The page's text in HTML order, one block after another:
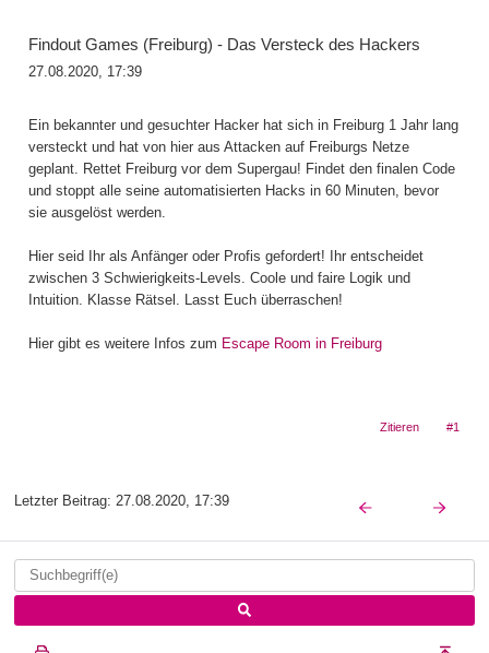
Findout Games (Freiburg) - Das Versteck des Hackers
27.08.2020, 17:39
Ein bekannter und gesuchter Hacker hat sich in Freiburg 1 Jahr lang
versteckt und hat von hier aus Attacken auf Freiburgs Netze
geplant. Rettet Freiburg vor dem Supergau! Findet den finalen Code
und stoppt alle seine automatisierten Hacks in 60 Minuten, bevor
sie ausgelöst werden.
Hier seid Ihr als Anfänger oder Profis gefordert! Ihr entscheidet
zwischen 3 Schwierigkeits-Levels. Coole und faire Logik und
Intuition. Klasse Rätsel. Lasst Euch überraschen!
Hier gibt es weitere Infos zum Escape Room in Freiburg
Zitieren #1
Letzter Beitrag: 27.08.2020, 17:39